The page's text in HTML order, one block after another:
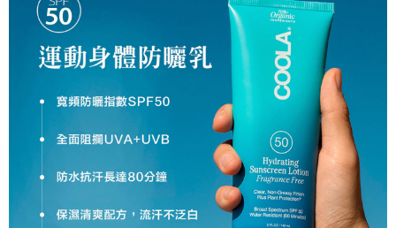
999元宅配免運
每筆NT$100，滿NT$999(含以上)免運費
付款後門市自取